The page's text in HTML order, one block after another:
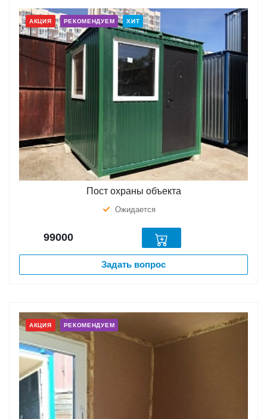
АКЦИЯ РЕКОМЕНДУЕМ ХИТ
Пост охраны объекта
Ожидается
99000
Задать вопрос
АКЦИЯ РЕКОМЕНДУЕМ